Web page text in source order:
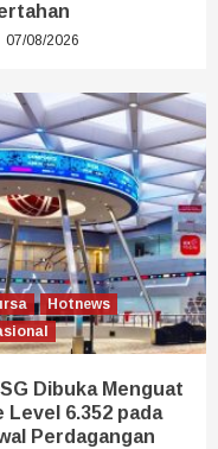
07/08/2026
Hotnews
Dibuka Menguat
Level 6.352 pada
Perdagangan